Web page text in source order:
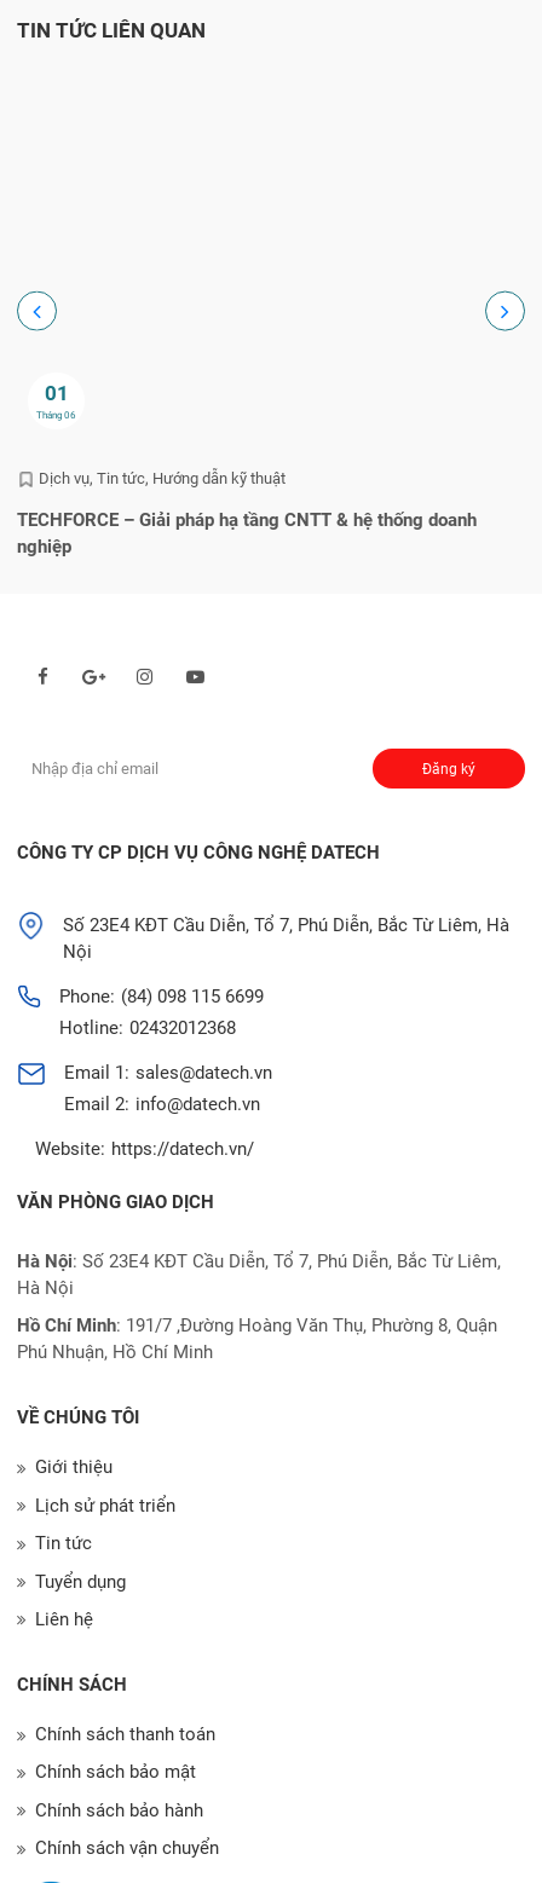
TIN TỨC LIÊN QUAN
01
Tháng 06
Dịch vụ Tin tức Hướng dẫn kỹ thuật
TECHFORCE – Giải pháp hạ tầng CNTT & hệ thống doanh
nghiệp
Đăng ký
CÔNG TY CP DỊCH VỤ CÔNG NGHỆ DATECH
Số 23E4 KĐT Cầu Diễn, Tổ 7, Phú Diễn, Bắc Từ Liêm, Hà
Nội
Phone: (84) 098 115 6699
Hotline: 02432012368
Email 1: sales@datech.vn
Email 2: info@datech.vn
Website: https://datech.vn/
VĂN PHÒNG GIAO DỊCH
Hà Nội: Số 23E4 KĐT Cầu Diễn, Tổ 7, Phú Diễn, Bắc Từ Liêm,
Hà Nội
Hồ Chí Minh: 191/7 ,Đường Hoàng Văn Thụ, Phường 8, Quận
Phú Nhuận, Hồ Chí Minh
VỀ CHÚNG TÔI
Giới thiệu
Lịch sử phát triển
Tin tức
Tuyển dụng
Liên hệ
CHÍNH SÁCH
Chính sách thanh toán
Chính sách bảo mật
Chính sách bảo hành
Chính sách vận chuyển